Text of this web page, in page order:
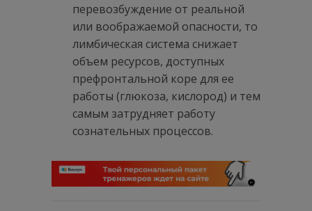
перевозбуждение от реальной
или воображаемой опасности, то
лимбическая система снижает
объем ресурсов, доступных
префронтальной коре для ее
работы (глюкоза, кислород) и тем
самым затрудняет работу
сознательных процессов.